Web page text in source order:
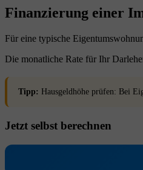
Finanzierung einer
Für eine typische
Die monatliche Rate für Ihr
Tipp: Hausgeldhöhe prüfen: Bei
Jetzt selbst berechnen